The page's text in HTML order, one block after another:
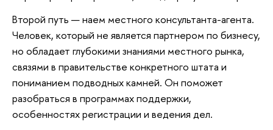
Второй путь — наем местного консультанта-агента.
Человек, который не является партнером по бизнесу,
но обладает глубокими знаниями местного рынка,
связями в правительстве конкретного штата и
пониманием подводных камней. Он поможет
разобраться в программах поддержки,
особенностях регистрации и ведения дел.